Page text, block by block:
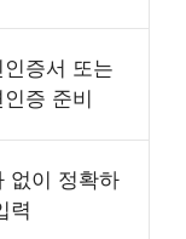
인증서 또는
인증 준비
없이 정확하
력